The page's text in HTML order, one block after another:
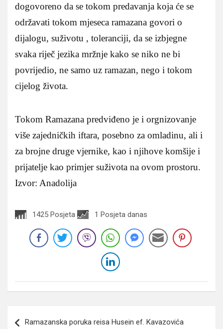
dogovoreno da se tokom predavanja koja će se
održavati tokom mjeseca ramazana govori o
dijalogu, suživotu , toleranciji, da se izbjegne
svaka riječ jezika mržnje kako se niko ne bi
povrijedio, ne samo uz ramazan, nego i tokom
cijelog života.
Tokom Ramazana predviđeno je i orgnizovanje
više zajedničkih iftara, posebno za omladinu, ali i
za brojne druge vjernike, kao i njihove komšije i
prijatelje kao primjer suživota na ovom prostoru.
Izvor: Anadolija
1425 Posjeta 1 Posjeta danas
Ramazanska poruka reisa Husein ef. Kavazovića